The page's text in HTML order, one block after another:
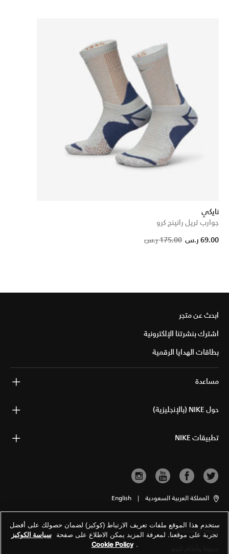
نايكي
جوارب تريل رانينج كرو
175.00 ر.س 69.00 ر.س
ابحث عن متجر
اشترك بنشرتنا الإلكترونية
بطاقات الهدايا الرقمية
مساعدة
حول NIKE (بالإنجليزية)
تطبيقات NIKE
المملكة العربية السعودية |
English
شروط الاستخدام
ستخدم هذا الموقع ملفات تعريف الارتباط (كوكيز) لضمان حصولك على أفضل
تجربة على موقعنا. لمعرفة المزيد يمكن الاطلاع على صفحة سياسة الكوكيز
.
Cookie Policy